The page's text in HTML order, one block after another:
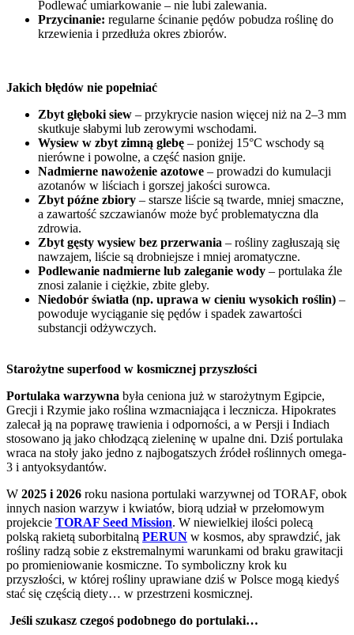
Podlewać umiarkowanie – nie lubi zalewania.
Przycinanie: regularne ścinanie pędów pobudza roślinę do
krzewienia i przedłuża okres zbiorów.
Jakich błędów nie popełniać
Zbyt głęboki siew – przykrycie nasion więcej niż na 2–3 mm
skutkuje słabymi lub zerowymi wschodami.
Wysiew w zbyt zimną glebę – poniżej 15°C wschody są
nierówne i powolne, a część nasion gnije.
Nadmierne nawożenie azotowe – prowadzi do kumulacji
azotanów w liściach i gorszej jakości surowca.
Zbyt późne zbiory – starsze liście są twarde, mniej smaczne,
a zawartość szczawianów może być problematyczna dla
zdrowia.
Zbyt gęsty wysiew bez przerwania – rośliny zagłuszają się
nawzajem, liście są drobniejsze i mniej aromatyczne.
Podlewanie nadmierne lub zaleganie wody – portulaka źle
znosi zalanie i ciężkie, zbite gleby.
Niedobór światła (np. uprawa w cieniu wysokich roślin) –
powoduje wyciąganie się pędów i spadek zawartości
substancji odżywczych.
Starożytne superfood w kosmicznej przyszłości
Portulaka warzywna była ceniona już w starożytnym Egipcie,
Grecji i Rzymie jako roślina wzmacniająca i lecznicza. Hipokrates
zalecał ją na poprawę trawienia i odporności, a w Persji i Indiach
stosowano ją jako chłodzącą zieleninę w upalne dni. Dziś portulaka
wraca na stoły jako jedno z najbogatszych źródeł roślinnych omega-
3 i antyoksydantów.
W 2025 i 2026 roku nasiona portulaki warzywnej od TORAF, obok
innych nasion warzyw i kwiatów, biorą udział w przełomowym
projekcie TORAF Seed Mission. W niewielkiej ilości polecą
polską rakietą suborbitalną PERUN w kosmos, aby sprawdzić, jak
rośliny radzą sobie z ekstremalnymi warunkami od braku grawitacji
po promieniowanie kosmiczne. To symboliczny krok ku
przyszłości, w której rośliny uprawiane dziś w Polsce mogą kiedyś
stać się częścią diety… w przestrzeni kosmicznej.
Jeśli szukasz czegoś podobnego do portulaki…